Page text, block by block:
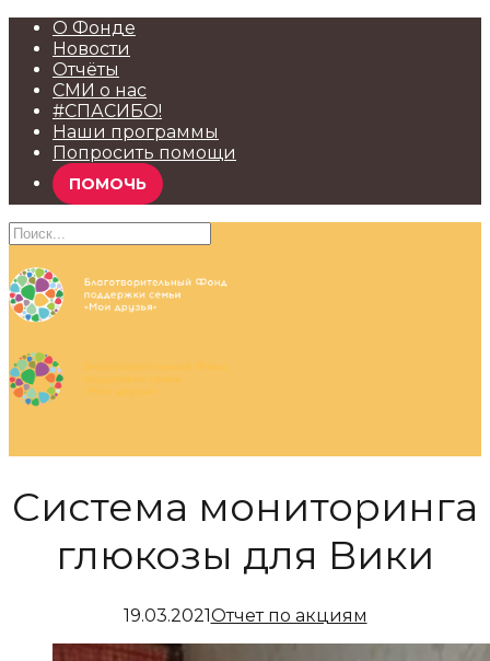
О Фонде
Новости
Отчёты
СМИ о нас
#СПАСИБО!
Наши программы
Попросить помощи
ПОМОЧЬ
Система мониторинга
глюкозы для Вики
19.03.2021Отчет по акциям